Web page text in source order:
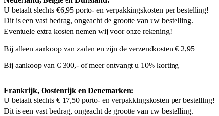
U betaalt slechts €6,95 porto- en verpakkingskosten per bestelling!
Dit is een vast bedrag, ongeacht de grootte van uw bestelling.
Eventuele extra kosten nemen wij voor onze rekening!
Bij alleen aankoop van zaden en zijn de verzendkosten € 2,95
Bij aankoop van € 300,- of meer ontvangt u 10% korting
Frankrijk, Oostenrijk en Denemarken:
U betaalt slechts € 17,50 porto- en verpakkingskosten per bestelling!
Dit is een vast bedrag, ongeacht de grootte van uw bestelling.